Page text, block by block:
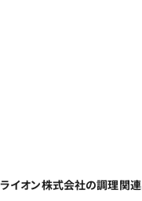
ライオン株式会社の調理関連